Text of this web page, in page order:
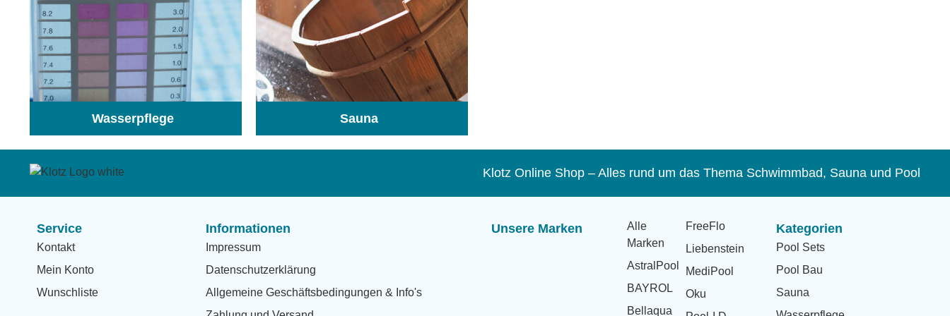
Wasserpflege Sauna
Klotz Online Shop – Alles rund um das Thema Schwimmbad, Sauna und Pool
Service
Kontakt
Mein Konto
Wunschliste
Informationen
Impressum
Datenschutzerklärung
Allgemeine Geschäftsbedingungen & Info's
Unsere Marken
Alle
Marken
AstralPool
BAYROL
Bellaqua
FreeFlo
Liebenstein
MediPool
Oku
Kategorien
Pool Sets
Pool Bau
Sauna